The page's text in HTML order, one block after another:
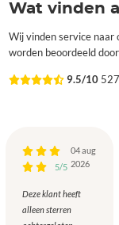
Wat vinden
Wij vinden service naar
worden beoordeeld
9.5/10
5/5
04 aug
2026
Deze klant heeft
alleen sterren